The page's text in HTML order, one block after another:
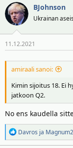
BJohnson
Ukrainan
11.12.2021
amiraali sanoi:
Kimin sijoitus 18. Ei
jatkoon Q2.
No ens kaudella
R
e
Davros ja